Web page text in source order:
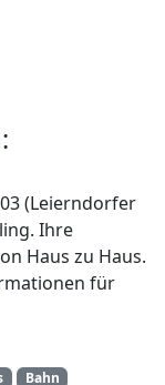
(Leierndorfer
Ihre
Haus zu Haus.
für
Bahn